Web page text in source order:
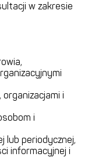
w zakresie
organizacjami i
i
lub periodycznej,
informacyjnej i